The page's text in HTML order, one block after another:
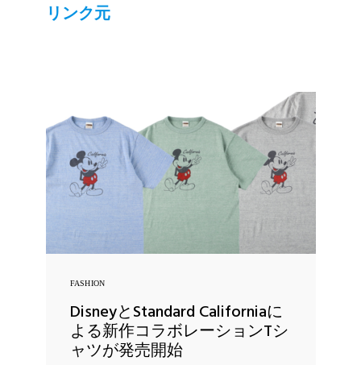
リンク元
FASHION
DisneyとStandard Californiaに
よる新作コラボレーションTシ
ャツが発売開始